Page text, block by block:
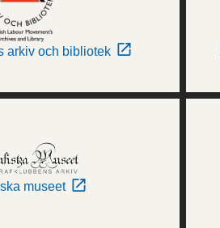
arkiv och bibliotek
museet